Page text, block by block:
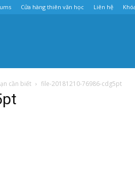
Cửa hàng thiên văn học Liên hệ
cần biết file-20181210-76986-cdg5pt